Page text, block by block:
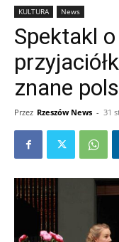
KULTURA News
Spektakl
znane
Przez Rzeszów News - 31